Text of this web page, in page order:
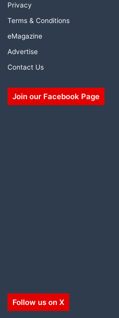
Privacy
Terms & Conditions
eMagazine
Advertise
Contact Us
Join our Facebook Page
Follow us on X